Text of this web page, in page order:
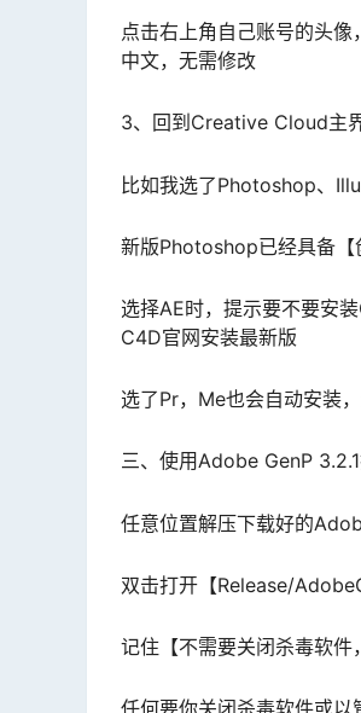
点击右上角自己账号的头
中文，无需修改
3、回到Creative Cloud主
比如我选了Photoshop、
新版Photoshop已经具备
选择AE时，提示要不要安
C4D官网安装最新版
选了Pr，Me也会自动安装
三、使用Adobe GenP
任意位置解压下载好的
双击打开【Release/
记住【不需要关闭杀毒软件